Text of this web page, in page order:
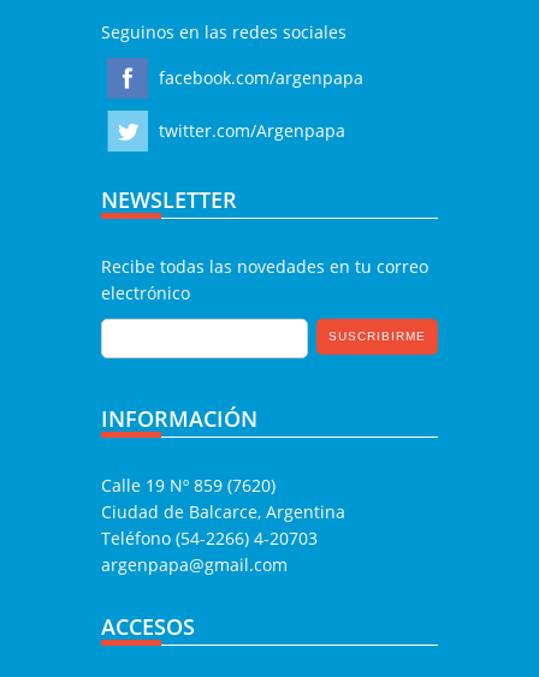
Seguinos en las redes sociales
facebook.com/argenpapa
twitter.com/Argenpapa
NEWSLETTER
Recibe todas las novedades en tu correo
electrónico
INFORMACIÓN
Calle 19 Nº 859 (7620)
Ciudad de Balcarce, Argentina
Teléfono (54-2266) 4-20703
argenpapa@gmail.com
ACCESOS